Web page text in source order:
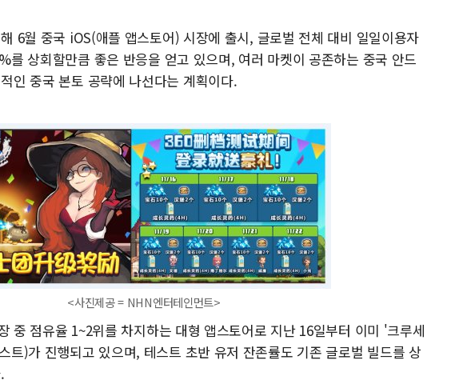
강원 중·남부 동해안
청양 밭에서 일하던 90
폭염에 車 운전면허 기
6월 중국 iOS(애플 앱스토어) 시장에 출시, 글로벌 전체 대비 일일이용자
를 상회할만큼 좋은 반응을 얻고 있으며, 여러 마켓이 공존하는 중국 안드
인 중국 본토 공략에 나선다는 계획이다.
공 = NHN엔터테인먼트>
중 점유율 1~2위를 차지하는 대형 앱스토어로 지난 16일부터 이미 '크루세
트)가 진행되고 있으며, 테스트 초반 유저 잔존률도 기존 글로벌 빌드를 상